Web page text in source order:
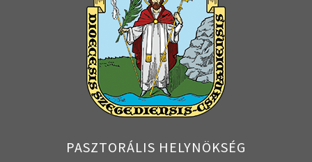
PASZTORÁLIS HELYNÖKSÉG